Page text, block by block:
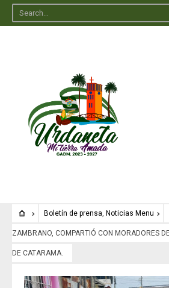
Boletín de prensa, Noticias Menu
ZAMBRANO, COMPARTIÓ CON MORADORES
DE CATARAMA.